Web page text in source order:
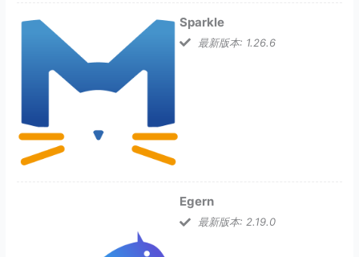
Sparkle
最新版本: 1.26.6
Egern
最新版本: 2.19.0